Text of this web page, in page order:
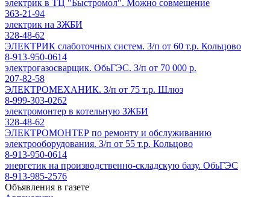
электрик в ТЦ "Быстромол". Можно совмещение
363-21-94
электрик на ЗЖБИ
328-48-62
ЭЛЕКТРИК слаботочных систем. З/п от 60 т.р. Кольцово
8-913-950-0614
электрогазосварщик. ОбьГЭС. З/п от 70 000 р.
207-82-58
ЭЛЕКТРОМЕХАНИК. З/п от 75 т.р. Шлюз
8-999-303-0262
электромонтер в котельную ЗЖБИ
328-48-62
ЭЛЕКТРОМОНТЕР по ремонту и обслуживанию
электрооборудования. З/п от 55 т.р. Кольцово
8-913-950-0614
энергетик на производственно-складскую базу. ОбьГЭС
8-913-985-2576
Объявления в газете